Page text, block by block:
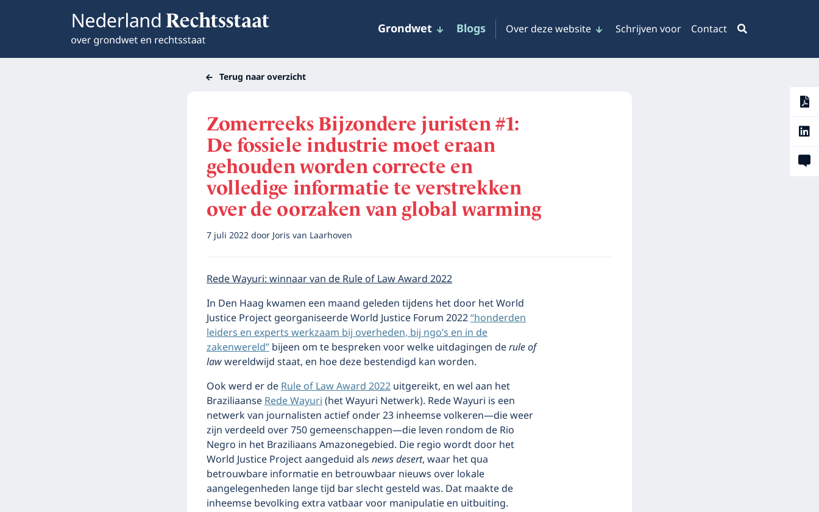
Grondwet Blogs Over deze website Schrijven voor Contact
Terug naar overzicht
Zomerreeks Bijzondere juristen #1:
De fossiele industrie moet eraan
gehouden worden correcte en
volledige informatie te verstrekken
over de oorzaken van global warming
7 juli 2022doorJoris van Laarhoven
Rede Wayuri: winnaar van de Rule of Law Award 2022
In Den Haag kwamen een maand geleden tijdens het door het World
Justice Project georganiseerde World Justice Forum 2022“honderden
leiders en experts werkzaam bij overheden, bij ngo’s en in de
zakenwereld”bijeen om te bespreken voor welke uitdagingen derule of
lawwereldwijd staat, en hoe deze bestendigd kan worden.
Ook werd er deRule of Law Award 2022uitgereikt, en wel aan het
BraziliaanseRede Wayuri(het Wayuri Netwerk). Rede Wayuri is een
netwerk van journalisten actief onder 23 inheemse volkeren—die weer
zijn verdeeld over 750 gemeenschappen—die leven rondom de Rio
Negro in het Braziliaans Amazonegebied. Die regio wordt door het
World Justice Project aangeduid alsnews desert, waar het qua
betrouwbare informatie en betrouwbaar nieuws over lokale
aangelegenheden lange tijd bar slecht gesteld was. Dat maakte de
inheemse bevolking extra vatbaar voor manipulatie en uitbuiting.